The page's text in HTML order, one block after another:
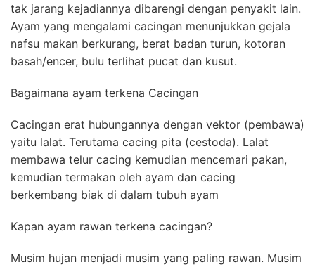
tak jarang kejadiannya dibarengi dengan penyakit lain.
Ayam yang mengalami cacingan menunjukkan gejala
nafsu makan berkurang, berat badan turun, kotoran
basah/encer, bulu terlihat pucat dan kusut.
Bagaimana ayam terkena Cacingan
Cacingan erat hubungannya dengan vektor (pembawa)
yaitu lalat. Terutama cacing pita (cestoda). Lalat
membawa telur cacing kemudian mencemari pakan,
kemudian termakan oleh ayam dan cacing
berkembang biak di dalam tubuh ayam
Kapan ayam rawan terkena cacingan?
Musim hujan menjadi musim yang paling rawan. Musim